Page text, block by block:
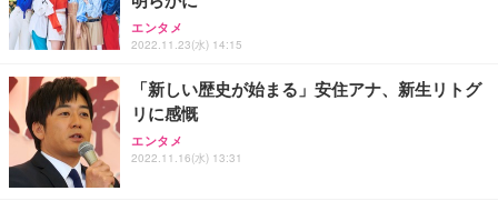
エンタメ
2022.11.23(水) 14:15
「新しい歴史が始まる」安住アナ、新生リトグ
リに感慨
エンタメ
2022.11.16(水) 13:31